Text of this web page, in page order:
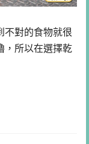
不對的食物就很
，所以在選擇乾